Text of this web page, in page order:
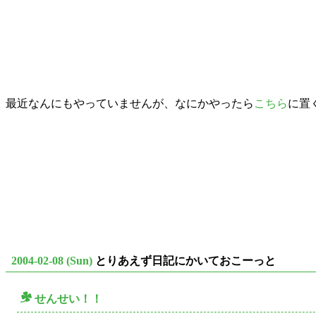
最近なんにもやっていませんが、なにかやったら こちらに置
2004-02-08 (Sun) とりあえず日記にかいておこーっと
せんせい！！